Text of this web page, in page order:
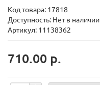
Код товара: 17818
Доступность: Нет в наличии
Артикул: 11138362
710.00 р.